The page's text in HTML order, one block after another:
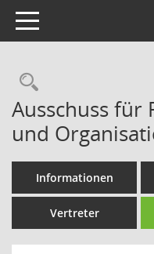
Toggle navigation
Ausschuss für
und
Informationen
Vertreter